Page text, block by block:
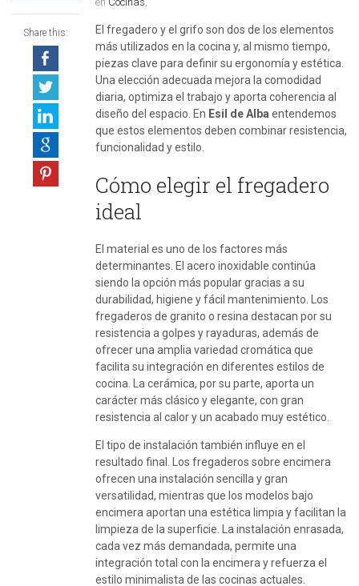
Share this:
El fregadero y el grifo son dos de los elementos
más utilizados en la cocina y, al mismo tiempo,
piezas clave para definir su ergonomía y estética.
Una elección adecuada mejora la comodidad
diaria, optimiza el trabajo y aporta coherencia al
diseño del espacio. En Esil de Alba entendemos
que estos elementos deben combinar resistencia,
funcionalidad y estilo.
Cómo elegir el fregadero
ideal
El material es uno de los factores más
determinantes. El acero inoxidable continúa
siendo la opción más popular gracias a su
durabilidad, higiene y fácil mantenimiento. Los
fregaderos de granito o resina destacan por su
resistencia a golpes y rayaduras, además de
ofrecer una amplia variedad cromática que
facilita su integración en diferentes estilos de
cocina. La cerámica, por su parte, aporta un
carácter más clásico y elegante, con gran
resistencia al calor y un acabado muy estético.
El tipo de instalación también influye en el
resultado final. Los fregaderos sobre encimera
ofrecen una instalación sencilla y gran
versatilidad, mientras que los modelos bajo
encimera aportan una estética limpia y facilitan la
limpieza de la superficie. La instalación enrasada,
cada vez más demandada, permite una
integración total con la encimera y refuerza el
estilo minimalista de las cocinas actuales.